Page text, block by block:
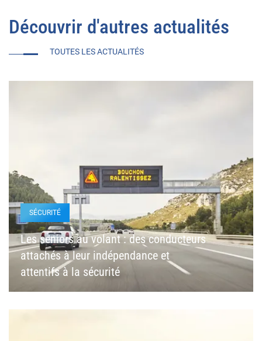
Découvrir d'autres actualités
TOUTES LES ACTUALITÉS
SÉCURITÉ
Les seniors au volant : des conducteurs
attachés à leur indépendance et
attentifs à la sécurité